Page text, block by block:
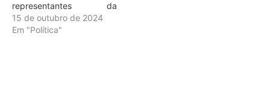
representantes da
Comissão dos Aprovados
no Concurso Público da
15 de outubro de 2024
Em "Política"